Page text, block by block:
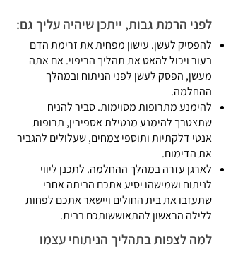
לפני הרמת גבות, ייתכן שיהיה עליך גם:
להפסיק לעשן. עישון מפחית את זרימת הדם
בעור ויכול להאט את תהליך הריפוי. אם אתה
מעשן, הפסק לעשן לפני הניתוח ובמהלך
ההחלמה.
להימנע מתרופות מסוימות. סביר להניח
שתצטרך להימנע מנטילת אספירין, תרופות
אנטי דלקתיות ותוספי צמחים, שעלולים להגביר
את הדימום.
לארגן עזרה במהלך ההחלמה. לתכנן ליווי
לניתוח ושמישהו יסיע אתכם הביתה אחרי
שתעזבו את בית החולים ויישאר אתכם לפחות
ללילה הראשון להתאוששותכם בבית.
למה לצפות בתהליך הניתוחי עצמו